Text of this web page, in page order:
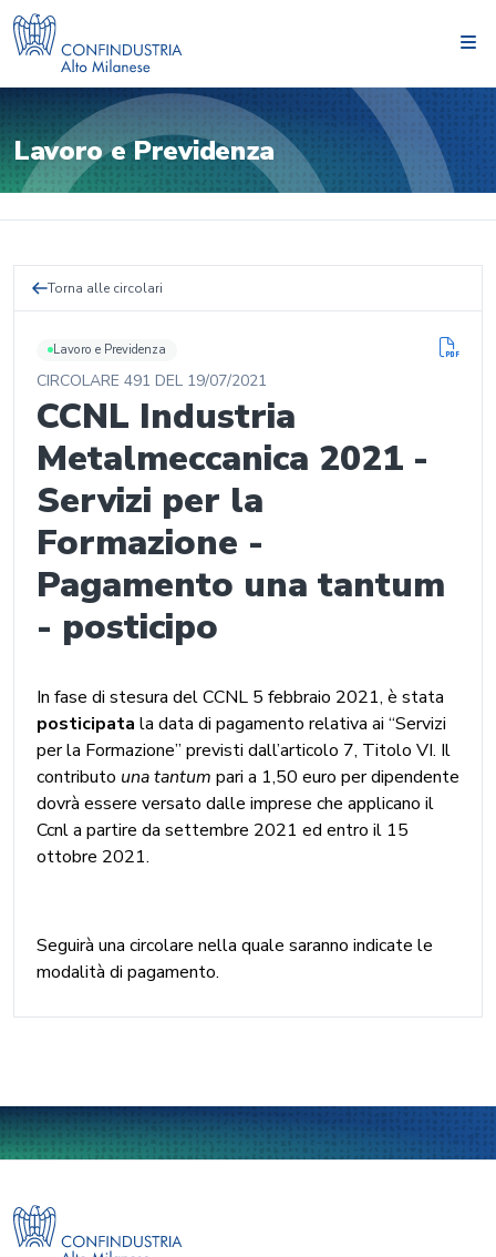
Lavoro e Previdenza
Torna alle circolari
Lavoro e Previdenza
CIRCOLARE 491 DEL 19/07/2021
CCNL Industria
Metalmeccanica 2021 -
Servizi per la
Formazione -
Pagamento una tantum
- posticipo
In fase di stesura del CCNL 5 febbraio 2021, è stata
posticipata la data di pagamento relativa ai “Servizi
per la Formazione” previsti dall’articolo 7, Titolo VI. Il
contributo una tantum pari a 1,50 euro per dipendente
dovrà essere versato dalle imprese che applicano il
Ccnl a partire da settembre 2021 ed entro il 15
ottobre 2021.
Seguirà una circolare nella quale saranno indicate le
modalità di pagamento.